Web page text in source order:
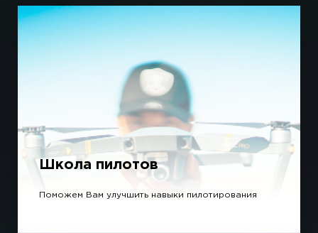
Школа пилотов
Поможем Вам улучшить навыки пилотирования